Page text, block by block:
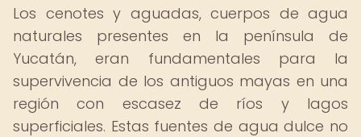
Los cenotes y aguadas, cuerpos de agua
naturales presentes en la península de
Yucatán, eran fundamentales para la
supervivencia de los antiguos mayas en una
región con escasez de ríos y lagos
superficiales. Estas fuentes de agua dulce no